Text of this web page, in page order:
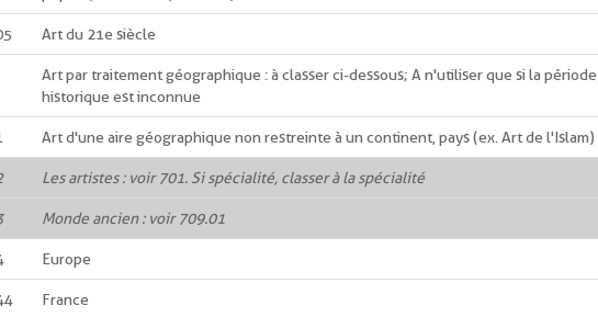
Art du 21e siècle
Art par traitement géographique : à classer ci-dessous; A n'utiliser que si la période
historique est inconnue
Art d'une aire géographique non restreinte à un continent, pays (ex. Art de l'Islam)
Les artistes : voir 701. Si spécialité, classer à la spécialité
Monde ancien : voir 709.01
Europe
France